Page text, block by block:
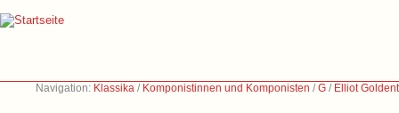
Navigation: Klassika / Komponistinnen und Komponisten /G / Elliot